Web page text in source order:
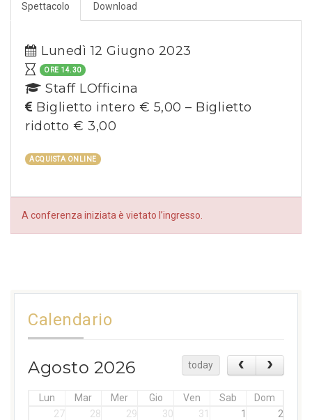
Spettacolo Download
Lunedì 12 Giugno 2023
ORE 14.30
Staff LOfficina
Biglietto intero € 5,00 – Biglietto
ridotto € 3,00
ACQUISTA ONLINE
A conferenza iniziata è vietato l’ingresso.
Calendario
Agosto 2026 today
Lun Mar Mer Gio Ven Sab
Dom
27
28 29 30 31 1 2